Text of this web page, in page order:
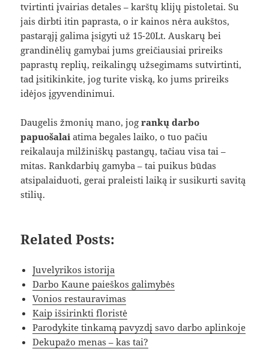
tvirtinti įvairias detales – karštų klijų pistoletai. Su
jais dirbti itin paprasta, o ir kainos nėra aukštos,
pastarąjį galima įsigyti už 15-20Lt. Auskarų bei
grandinėlių gamybai jums greičiausiai prireiks
paprastų replių, reikalingų užsegimams sutvirtinti,
tad įsitikinkite, jog turite viską, ko jums prireiks
idėjos įgyvendinimui.
Daugelis žmonių mano, jogrankų darbo
papuošalai atima begales laiko, o tuo pačiu
reikalauja milžiniškų pastangų, tačiau visa tai –
mitas. Rankdarbių gamyba – tai puikus būdas
atsipalaiduoti, gerai praleisti laiką ir susikurti savitą
stilių.
Related Posts:
Juvelyrikos istorija
Darbo Kaune paieškos galimybės
Vonios restauravimas
Kaip išsirinkti floristė
Parodykite tinkamą pavyzdį savo darbo aplinkoje
Dekupažo menas – kas tai?